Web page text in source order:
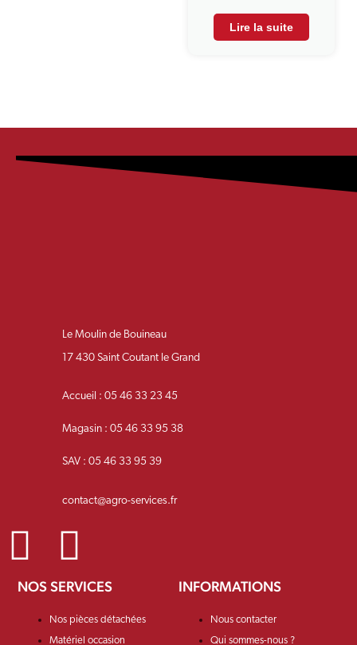
Lire la suite
Le Moulin de Bouineau
17 430 Saint Coutant le Grand
Accueil : 05 46 33 23 45
Magasin : 05 46 33 95 38
SAV : 05 46 33 95 39
contact@agro-services.fr
NOS SERVICES
Nos pièces détachées
Matériel occasion
INFORMATIONS
Nous contacter
Qui sommes-nous ?